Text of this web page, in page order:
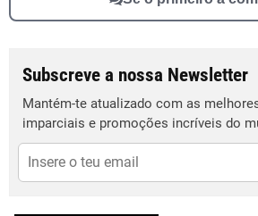
Subscreve a nossa Newsletter
Mantém-te atualizado com as
imparciais e promoções incríveis do